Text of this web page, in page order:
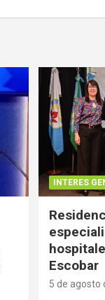
INTERES
Escobar
5 de agosto